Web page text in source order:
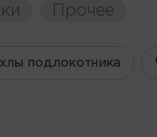
Прочее
подлокотника